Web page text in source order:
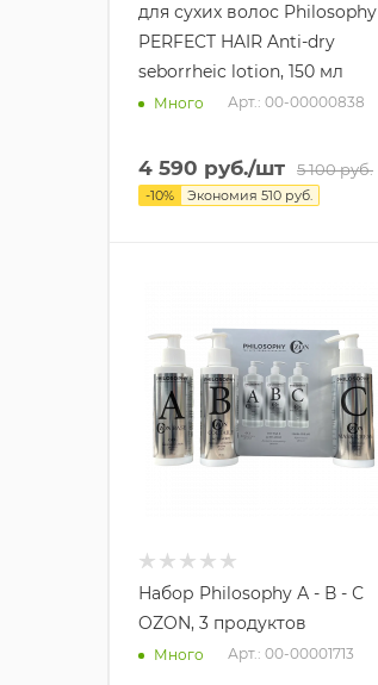
для сухих волос Philosophy
PERFECT HAIR Anti-dry
seborrheic lotion, 150 мл
Много Арт.: 00-00000838
4 590 руб./шт 5 100руб.
-10% Экономия 510 руб.
Набор Philosophy А - В - С
OZON, 3 продуктов
Много Арт.: 00-00001713